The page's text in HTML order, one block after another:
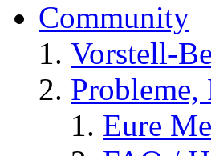
Community
Vorstell-
Eure